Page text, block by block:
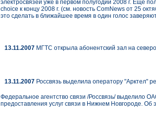
электросвязей уже в первом полугодии 2008 г. Еще
choice к концу 2008 г. (см. новость ComNews от 25
это сделать в ближайшее время в один голос
13.11.2007 МГТС открыла абонентский зал на
13.11.2007 Россвязь выделила оператору "Арктел"
Федеральное агентство связи /Россвязь/ выделило
предоставления услуг связи в Нижнем Новгороде.